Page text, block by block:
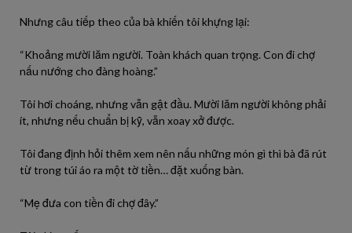
Nhưng câu tiếp theo của bà khiến tôi khựng lại:
“Khoảng mười lăm người. Toàn khách quan trọng. Con đi chợ
nấu nướng cho đàng hoàng.”
Tôi hơi choáng, nhưng vẫn gật đầu. Mười lăm người không phải
ít, nhưng nếu chuẩn bị kỹ, vẫn xoay xở được.
Tôi đang định hỏi thêm xem nên nấu những món gì thì bà đã rút
từ trong túi áo ra một tờ tiền… đặt xuống bàn.
“Mẹ đưa con tiền đi chợ đây.”